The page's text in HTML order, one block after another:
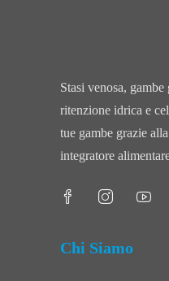
Stasi venosa,
ritenzione idrica e
tue gambe grazie
integratore
Chi Siamo